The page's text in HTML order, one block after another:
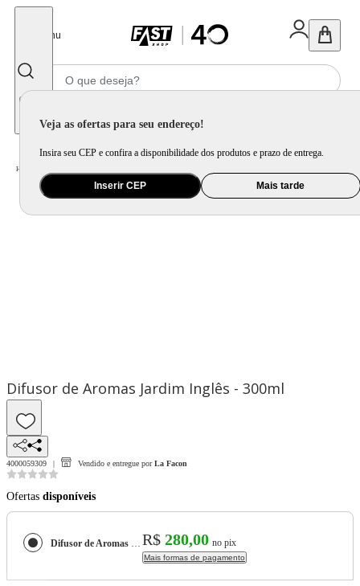
Menu
Veja as ofertas para seu endereço!
Insira seu CEP e confira a disponibilidade dos produtos e prazo de entrega.
Inserir CEP Mais tarde
Home
Difusor de Aromas Jardim Inglês - 300ml
4000059309 Vendido e entregue por La Facon
Ofertas disponíveis
Difusor de Aromas Jardim Inglês - 300ml R$ 280,00 no pix
Mais formas de pagamento